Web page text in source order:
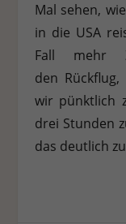
Mal sehen,
in die USA
Fall mehr
den
wir pünktlich
drei Stunden
das deutlich